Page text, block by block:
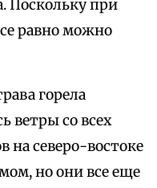
Поскольку при
равно можно
горела
ветры со всех
на северо-востоке
но они все еще